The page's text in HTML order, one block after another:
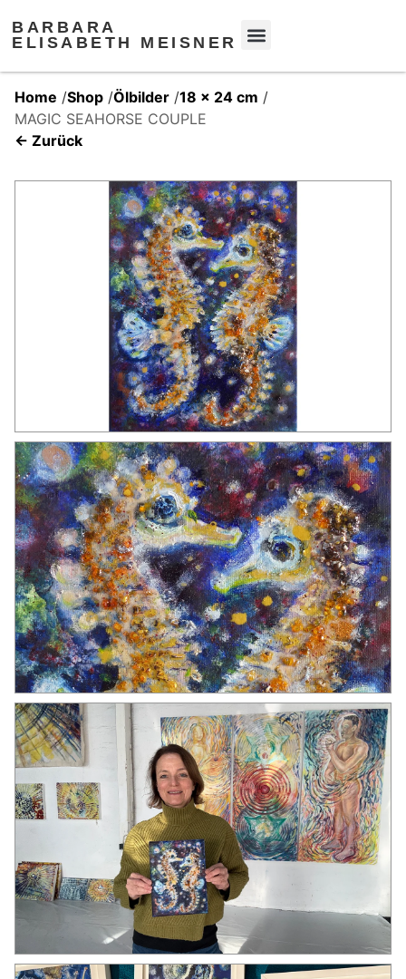
BARBARA
ELISABETH MEISNER
Home /Shop /Ölbilder /18 x 24 cm /
MAGIC SEAHORSE COUPLE
← Zurück